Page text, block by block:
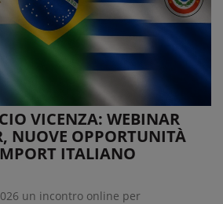
VICENZA: WEBINAR
NUOVE OPPORTUNITÀ
ITALIANO
un incontro online per